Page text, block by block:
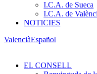
I.C.A. de Sueca
I.C.A. de
NOTICIES
ValenciàEspañol
EL CONSELL